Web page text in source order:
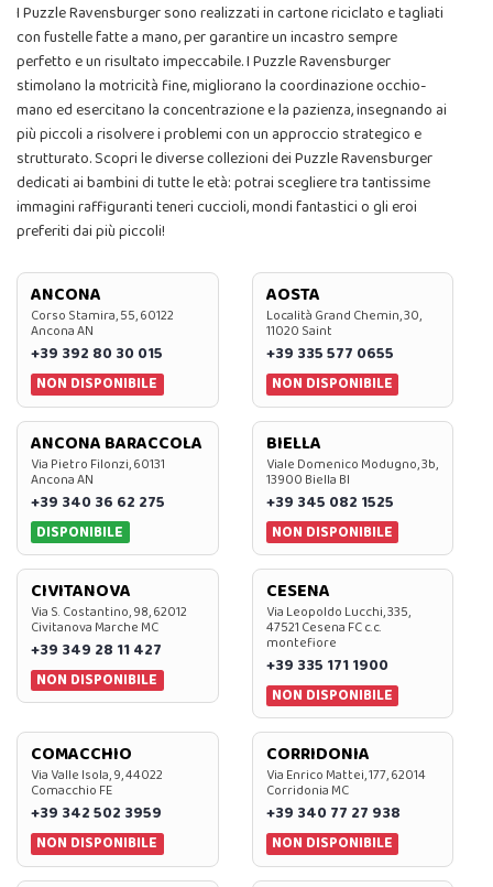
I Puzzle Ravensburger sono realizzati in cartone riciclato e tagliati
con fustelle fatte a mano, per garantire un incastro sempre
perfetto e un risultato impeccabile. I Puzzle Ravensburger
stimolano la motricità fine, migliorano la coordinazione occhio-
mano ed esercitano la concentrazione e la pazienza, insegnando ai
più piccoli a risolvere i problemi con un approccio strategico e
strutturato. Scopri le diverse collezioni dei Puzzle Ravensburger
dedicati ai bambini di tutte le età: potrai scegliere tra tantissime
immagini raffiguranti teneri cuccioli, mondi fantastici o gli eroi
preferiti dai più piccoli!
ANCONA
Corso Stamira, 55, 60122
Ancona AN
+39 392 80 30 015
NON DISPONIBILE
AOSTA
Località Grand Chemin, 30,
11020 Saint
+39 335 577 0655
NON DISPONIBILE
ANCONA BARACCOLA
Via Pietro Filonzi, 60131
Ancona AN
+39 340 36 62 275
DISPONIBILE
BIELLA
Viale Domenico Modugno, 3b,
13900 Biella BI
+39 345 082 1525
NON DISPONIBILE
CIVITANOVA
Via S. Costantino, 98, 62012
Civitanova Marche MC
+39 349 28 11 427
NON DISPONIBILE
CESENA
Via Leopoldo Lucchi, 335,
47521 Cesena FC c.c.
montefiore
+39 335 171 1900
NON DISPONIBILE
COMACCHIO
Via Valle Isola, 9, 44022
Comacchio FE
+39 342 502 3959
NON DISPONIBILE
CORRIDONIA
Via Enrico Mattei, 177, 62014
Corridonia MC
+39 340 77 27 938
NON DISPONIBILE